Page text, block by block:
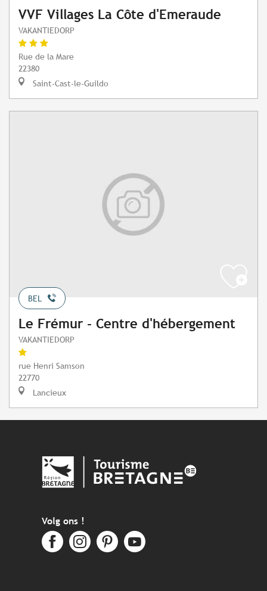
VVF Villages La Côte d'Emeraude
VAKANTIEDORP
Rue de la Mare
22380
Saint-Cast-le-Guildo
BEL
Le Frémur - Centre d'hébergement
VAKANTIEDORP
rue Henri Samson
22770
Lancieux
Volg ons !